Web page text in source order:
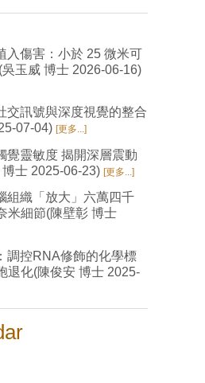
入傷害：小於 25 微米可
玉威 博士 2026-06-16)
交訊號與深度視覺的整合
07-04) [更多...]
覺靈敏度 揭開深層震動
士 2025-06-23) [更多...]
組織「放大」六萬四千
米細節(陳壁彰 博士
調控RNA修飾的化學標
退化(陳俊安 博士 2025-